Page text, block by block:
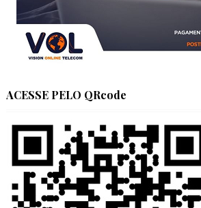
ACESSE PELO QRcode